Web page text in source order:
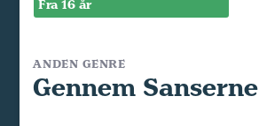
Fra 16 år
ANDEN GENRE
Gennem Sanserne